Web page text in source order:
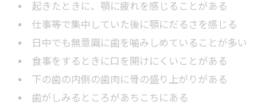
起きたときに、顎に疲れを感じることがある
仕事等で集中していた後に顎にだるさを感じる
日中でも無意識に歯を噛みしめていることが多い
食事をするときに口を開けにくいことがある
下の歯の内側の歯肉に骨の盛り上がりがある
歯がしみるところがあちこちにある